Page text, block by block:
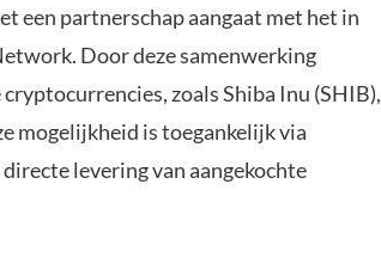
een partnerschap aangaat met het in
Door deze samenwerking
zoals Shiba Inu (SHIB),
mogelijkheid is toegankelijk via
levering van aangekochte